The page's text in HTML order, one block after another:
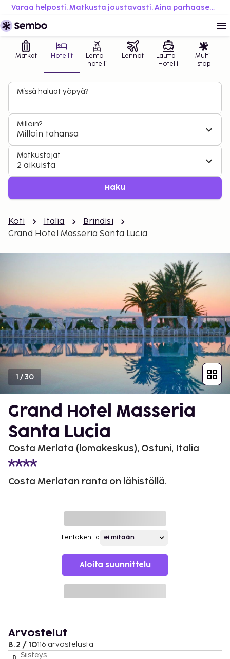
Varaa helposti. Matkusta joustavasti. Aina parhaaseen hintaan.
Matkat Hotellit
Lento +
hotelli
Lennot
Lautta +
Hotelli
Multi-
stop
Missä haluat yöpyä?
Milloin?
Milloin tahansa
Matkustajat
2 aikuista
Haku
Koti Italia
Brindisi
Grand Hotel Masseria Santa Lucia
1 /30
Grand Hotel Masseria
Santa Lucia
Costa Merlata (lomakeskus), Ostuni, Italia
Costa Merlatan ranta on lähistöllä.
Lentokenttä
Aloita suunnittelu
Arvostelut
8.2 / 10116 arvostelusta
Siisteys